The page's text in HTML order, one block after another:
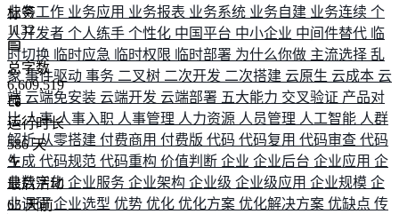
业务工作 业务应用 业务报表 业务系统 业务自建 业务连续 个
人开发者 个人练手 个性化 中国平台 中小企业 中间件替代 临
时切换 临时应急 临时权限 临时部署 为什么你做 主流选择 乱
象 事件驱动 事务 二叉树 二次开发 二次搭建 云原生 云成本 云
端 云端免安装 云端开发 云端部署 五大能力 交叉验证 产品对
比人事人事入职 人事管理 人力资源 人员管理 人工智能 人群
解析从零搭建 付费商用 付费版 代码 代码复用 代码审查 代码
生成 代码规范 代码重构 价值判断 企业 企业后台 企业应用 企
业数字化 企业服务 企业架构 企业级 企业级应用 企业规模 企
业调研企业选型 优势 优化 优化方案 优化解决方案 优缺点 传
标签
1132
总字数
6,609,519
运行时长
586 天
最后活动
65 天前